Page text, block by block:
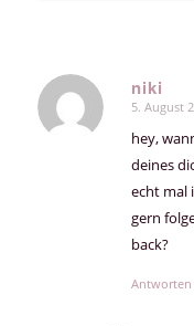
niki
sagte:
5. August
hey,
deines
echt mal
gern
back?
Antworten